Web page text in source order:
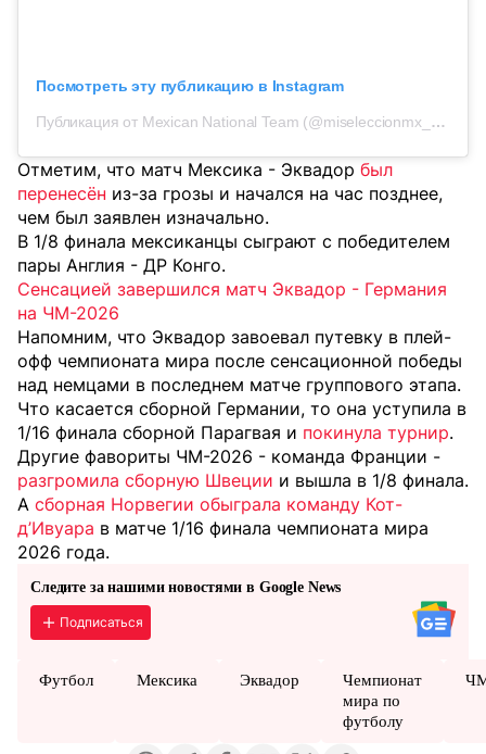
Посмотреть эту публикацию в Instagram
Публикация от Mexican National Team (@miseleccionmx_en)
Отметим, что матч Мексика - Эквадор был
перенесён из-за грозы и начался на час позднее,
чем был заявлен изначально.
В 1/8 финала мексиканцы сыграют с победителем
пары Англия - ДР Конго.
Сенсацией завершился матч Эквадор - Германия
на ЧМ-2026
Напомним, что Эквадор завоевал путевку в плей-
офф чемпионата мира после сенсационной победы
над немцами в последнем матче группового этапа.
Что касается сборной Германии, то она уступила в
1/16 финала сборной Парагвая и покинула турнир.
Другие фавориты ЧМ-2026 - команда Франции -
разгромила сборную Швеции и вышла в 1/8 финала.
А сборная Норвегии обыграла команду Кот-
д’Ивуара в матче 1/16 финала чемпионата мира
2026 года.
Следите за нашими новостями в Google News
Подписаться
Футбол Мексика Эквадор
Чемпионат
мира по
футболу